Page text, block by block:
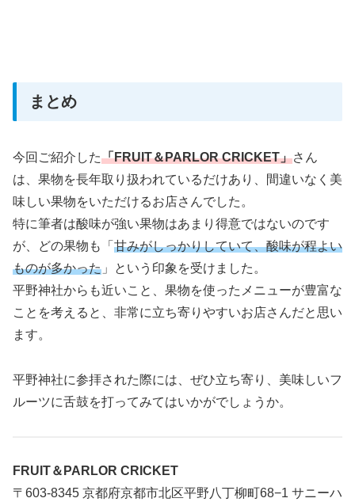
まとめ
今回ご紹介した「FRUIT＆PARLOR CRICKET」さん
は、果物を長年取り扱われているだけあり、間違いなく美
味しい果物をいただけるお店さんでした。
特に筆者は酸味が強い果物はあまり得意ではないのです
が、どの果物も「 甘みがしっかりしていて、酸味が程よい
ものが多かった 」という印象を受けました。
平野神社からも近いこと、果物を使ったメニューが豊富な
ことを考えると、非常に立ち寄りやすいお店さんだと思い
ます。
平野神社に参拝された際には、ぜひ立ち寄り、美味しいフ
ルーツに舌鼓を打ってみてはいかがでしょうか。
FRUIT＆PARLOR CRICKET
〒603-8345 京都府京都市北区平野八丁柳町68−1 サニーハ